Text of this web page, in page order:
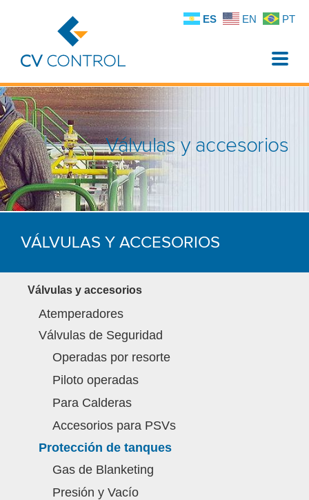
Toggle
Válvulas y accesorios
VÁLVULAS Y ACCESORIOS
Válvulas y accesorios
Atemperadores
Válvulas de Seguridad
Operadas por resorte
Piloto operadas
Para Calderas
Accesorios para PSVs
Protección de tanques
Gas de Blanketing
Presión y Vacío
ES EN PT